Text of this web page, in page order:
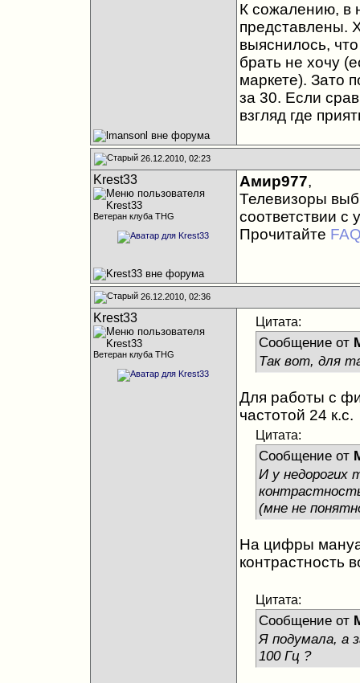
К сожалению, в
представлены.
выяснилось,
брать не хочу
маркете). Зато
за 30. Если
взгляд где
26.12.2010, 02:23
Krest33
Ветеран клуба THG
Амир977,
Телевизоры
соответствии с
Прочитайте
26.12.2010, 02:36
Krest33
Ветеран клуба THG
Цитата:
Сообщение от
Так вот, для
Для работы с
частотой 24 к.с.
Цитата:
Сообщение от
И у недорогих
(мне не
На цифры
контрастность
Цитата:
Сообщение от
Я подумала, а
100 Гц ?